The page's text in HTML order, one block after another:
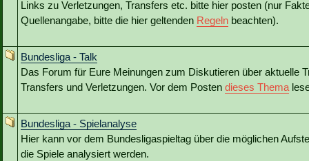
Links zu Verletzungen, Transfers etc. bitte hier posten (nur
Quellenangabe, bitte die hier geltenden Regeln beachten).
Bundesliga - Talk
Das Forum für Eure Meinungen zum Diskutieren über aktuelle
Transfers und Verletzungen. Vor dem Posten dieses Thema
Bundesliga - Spielanalyse
Hier kann vor dem Bundesligaspieltag über die möglichen
die Spiele analysiert werden.